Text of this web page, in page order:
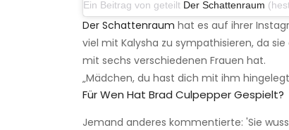
Ein Beitrag von geteilt Der Schattenraum
Der Schattenraum hat es auf ihrer
viel mit Kalysha zu sympathisieren, da
mit sechs verschiedenen Frauen hat.
„Mädchen, du hast dich mit ihm
Für Wen Hat Brad Culpepper Gespielt?
Jemand anderes kommentierte: 'Sie